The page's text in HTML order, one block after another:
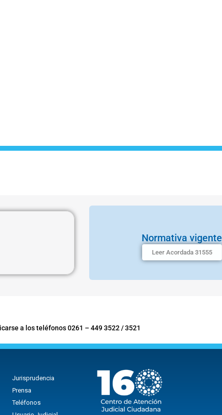
Normativa vigente
Leer Acordada 31555
a los teléfonos 0261 – 449 3522 / 3521
Jurisprudencia
Prensa
Teléfonos